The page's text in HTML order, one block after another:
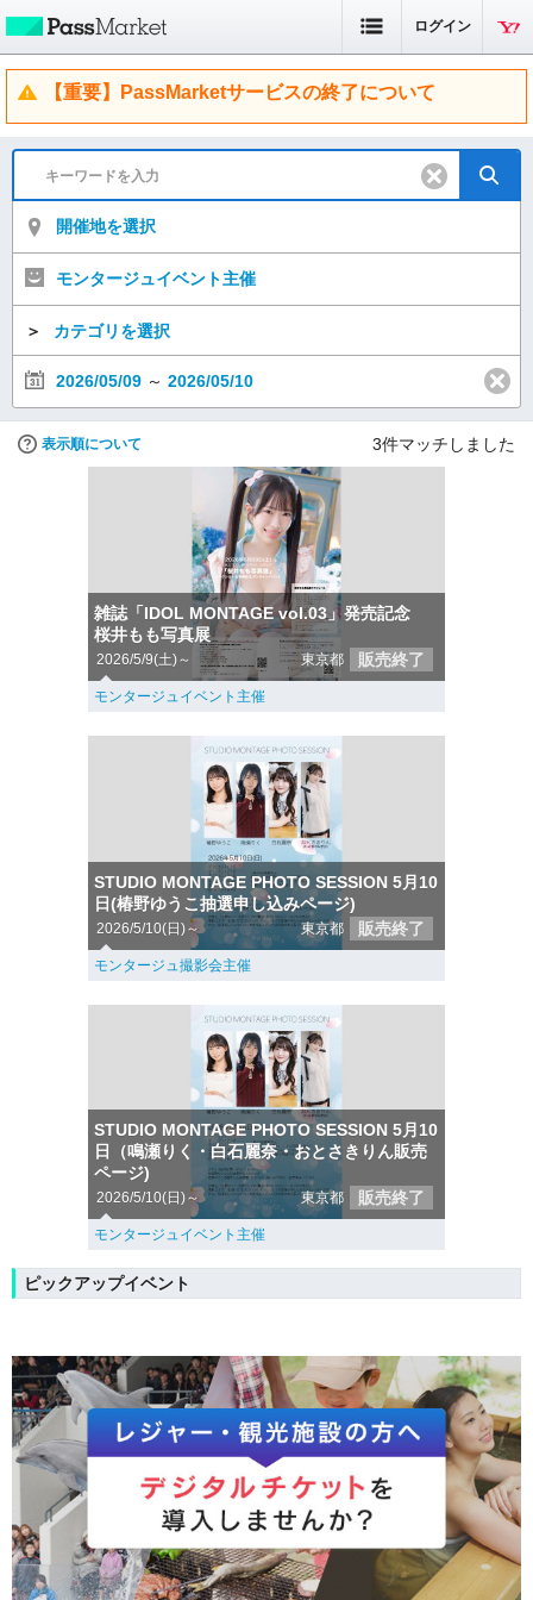
ログイン
【重要】PassMarketサービスの終了について
開催地を選択
モンタージュイベント主催
＞ カテゴリを選択
2026/05/09 ～ 2026/05/10
表示順について 3件マッチしました
雑誌「IDOL MONTAGE vol.03」発売記念
桜井もも写真展
2026/5/9(土)～ 東京都 販売終了
モンタージュイベント主催
STUDIO MONTAGE PHOTO SESSION 5月10
日(椿野ゆうこ抽選申し込みページ)
2026/5/10(日)～ 東京都 販売終了
モンタージュ撮影会主催
STUDIO MONTAGE PHOTO SESSION 5月10
日（鳴瀬りく・白石麗奈・おとさきりん販売
ページ)
2026/5/10(日)～ 東京都 販売終了
モンタージュイベント主催
ピックアップイベント